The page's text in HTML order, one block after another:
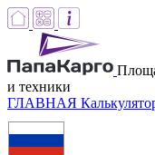
и техники
ГЛАВНАЯ